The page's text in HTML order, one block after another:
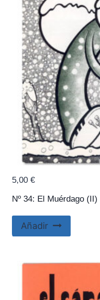
Nº 34: El Muérdago (II)
5,00 €
Añadir